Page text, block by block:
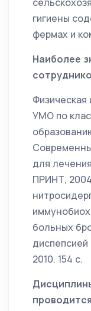
гигиены
фермах и
Наиболее
УМО по
для
ПРИНТ,
больных
2010. 154 с.